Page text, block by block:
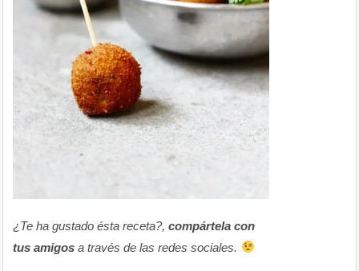
¿Te ha gustado ésta receta?,compártela con
tus amigos a través de las redes sociales.